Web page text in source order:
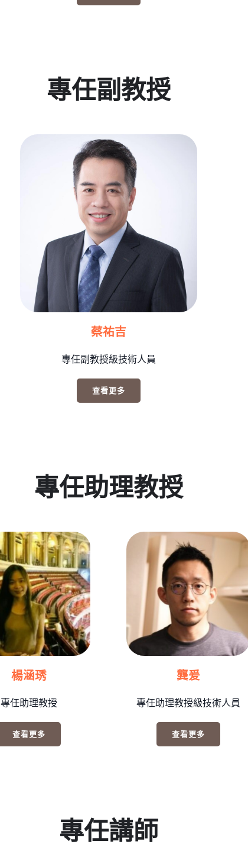
專任副教授
蔡祐吉
專任副教授級技術人員
查看更多
專任助理教授
楊涵琇
專任助理教授
查看更多
龔爰
專任助理教授級技術人員
查看更多
專任講師